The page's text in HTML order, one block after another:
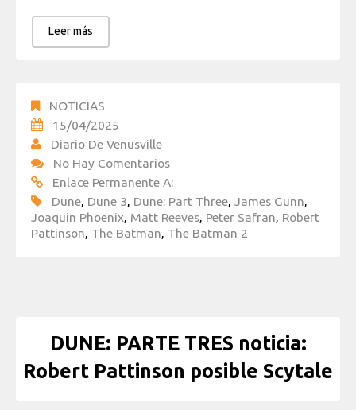
Leer más
NOTICIAS
15/04/2025
Diario De Venusville
No Hay Comentarios
Enlace Permanente A:
Dune, Dune 3, Dune: Part Three, James Gunn,
Joaquin Phoenix, Matt Reeves, Peter Safran, Robert
Pattinson, The Batman, The Batman 2
DUNE: PARTE TRES noticia:
Robert Pattinson posible Scytale